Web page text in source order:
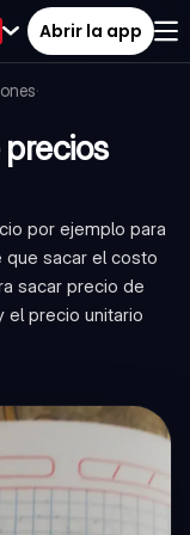
Abrir la app
·
precios
por ejemplo para
que sacar el costo
sacar precio de
el precio unitario